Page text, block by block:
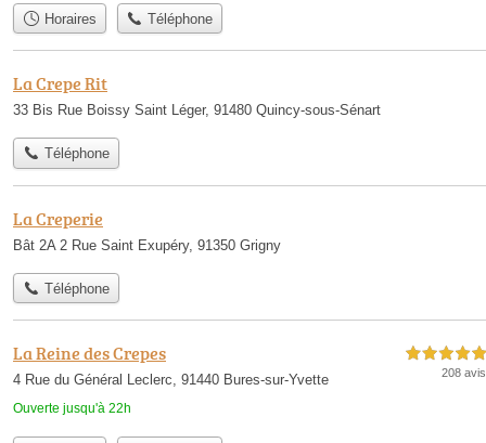
Horaires Téléphone
La Crepe Rit
33 Bis Rue Boissy Saint Léger, 91480 Quincy-sous-Sénart
Téléphone
La Creperie
Bât 2A 2 Rue Saint Exupéry, 91350 Grigny
Téléphone
La Reine des Crepes
4 Rue du Général Leclerc, 91440 Bures-sur-Yvette
Ouverte jusqu'à 22h
5,0 étoiles sur 5
208 avis